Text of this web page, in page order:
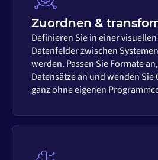
Zuordnen &
Definieren Sie in einer
Datenfelder zwischen
werden. Passen Sie Formate
Datensätze an und wenden Sie
ganz ohne eigenen